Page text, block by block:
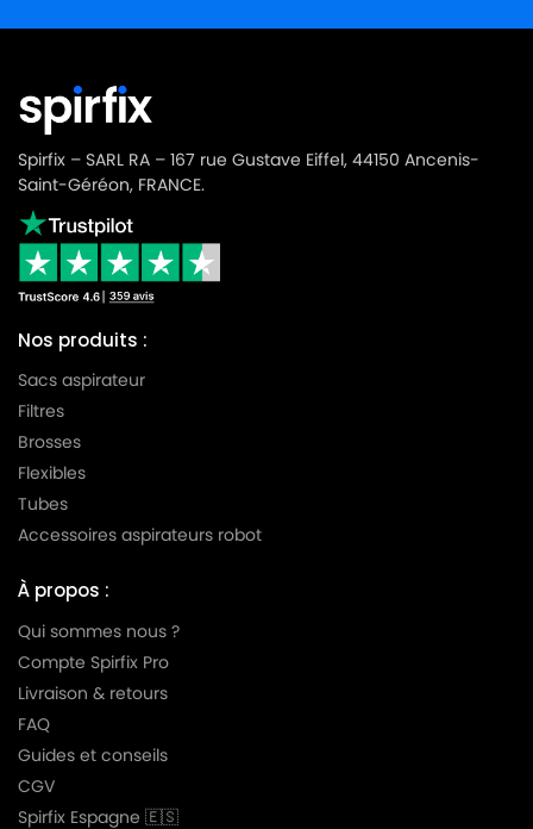
TORNADO
TORNADO TOEQ 11
TORNADO
TORNADO TOEQ10
TORNADO
TORNADO TOEQ11+
TORNADO
TORNADO TOPF65EB
TORNADO
TORNADO TOT7740
TORNADO
TORNADO TOT7745
Spirfix – SARL RA – 167 rue Gustave Eiffel, 44150 Ancenis-
Saint-Géréon, FRANCE.
Nos produits :
Sacs aspirateur
Filtres
Brosses
Flexibles
Tubes
Accessoires aspirateurs robot
À propos :
Qui sommes nous ?
Compte Spirfix Pro
Livraison & retours
FAQ
Guides et conseils
CGV
Spirfix Espagne 🇪🇸